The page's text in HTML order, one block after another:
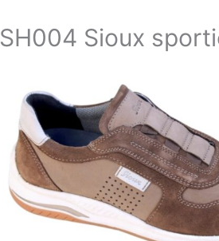
SH004 Sioux